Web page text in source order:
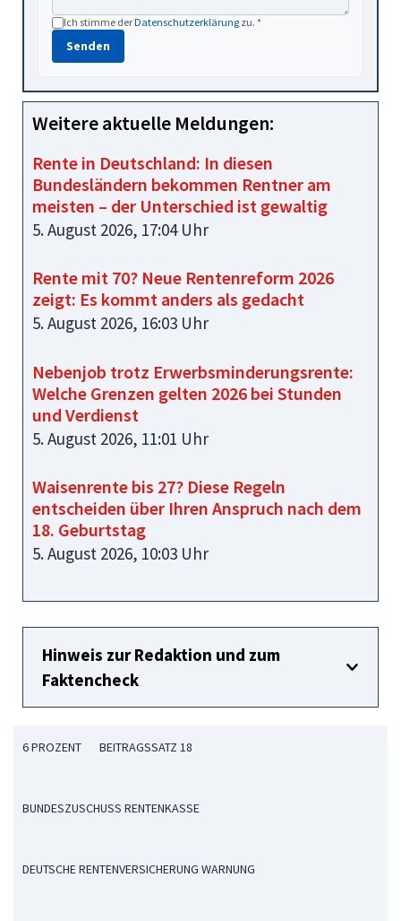
Ich stimme derDatenschutzerklärung zu. *
Senden
Weitere aktuelle Meldungen:
Rente in Deutschland: In diesen
Bundesländern bekommen Rentner am
meisten – der Unterschied ist gewaltig
5. August 2026, 17:04 Uhr
Rente mit 70? Neue Rentenreform 2026
zeigt: Es kommt anders als gedacht
5. August 2026, 16:03 Uhr
Nebenjob trotz Erwerbsminderungsrente:
Welche Grenzen gelten 2026 bei Stunden
und Verdienst
5. August 2026, 11:01 Uhr
Waisenrente bis 27? Diese Regeln
entscheiden über Ihren Anspruch nach dem
18. Geburtstag
5. August 2026, 10:03 Uhr
Hinweis zur Redaktion und zum
Faktencheck
6 PROZENT BEITRAGSSATZ 18
BUNDESZUSCHUSS RENTENKASSE
DEUTSCHE RENTENVERSICHERUNG WARNUNG